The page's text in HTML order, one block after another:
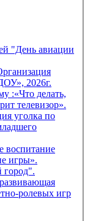
2026г.
:«Что делать,
телевизор».
воспитание
игры».
город".
ролевых игр